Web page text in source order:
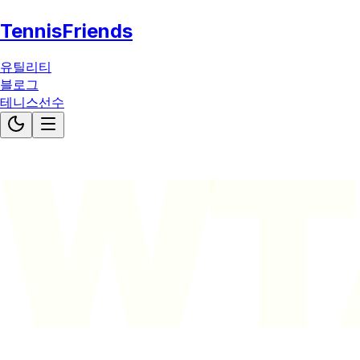
TennisFriends
유틸리티
블로그
테니스선수